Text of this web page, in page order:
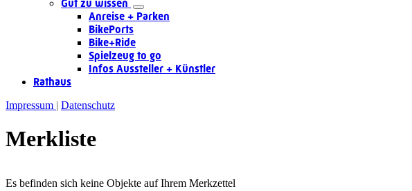
Gut zu wissen
Anreise + Parken
BikePorts
Bike+Ride
Spielzeug to go
Infos Aussteller + Künstler
Rathaus
Impressum Datenschutz
Merkliste
Es befinden sich keine Objekte auf Ihrem Merkzettel